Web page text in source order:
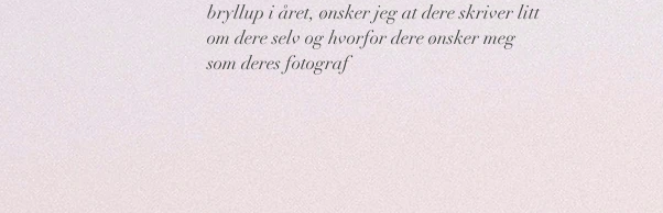
bryllup i året, ønsker jeg at dere skriver litt
om dere selv og hvorfor dere ønsker meg
som deres fotograf